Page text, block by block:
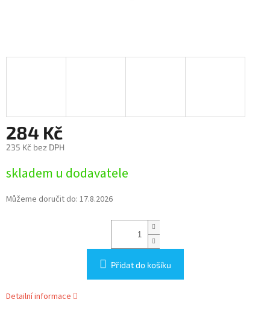
284 Kč
235 Kč bez DPH
cena:
skladem u dodavatele
Můžeme doručit do: 17.8.2026
Přidat do košíku
Detailní informace